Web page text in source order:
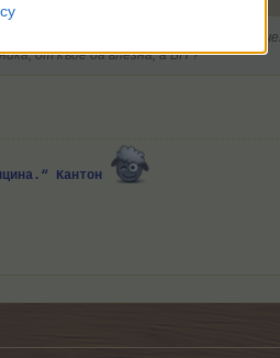
Сега след поредния рестарт ЧРД
от къде да влезна, а БП ?
Кантон